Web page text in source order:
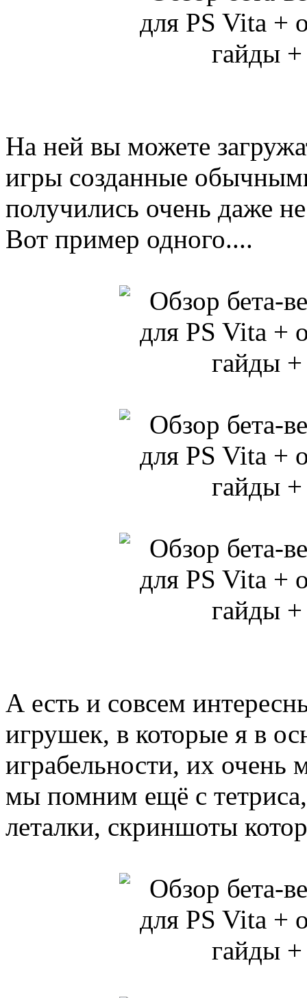
На ней вы можете
игры созданные
получились очень даже
Вот пример одного....
А есть и совсем
игрушек, в которые я в
играбельности, их очень
мы помним ещё с
леталки, скриншоты